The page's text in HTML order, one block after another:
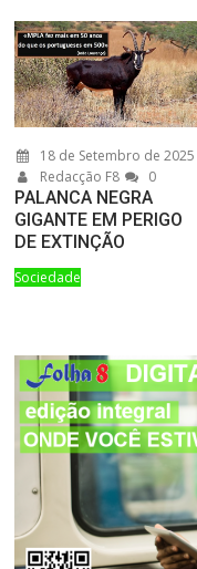
18 de Setembro de 2025
Redacção F8
0
PALANCA NEGRA
GIGANTE EM PERIGO
DE EXTINÇÃO
Sociedade